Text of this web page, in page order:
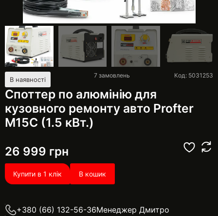
В наявності
Споттер по алюмінію для
кузовного ремонту авто Profter
М15С (1.5 кВт.)
Код: 5031253
7 замовлень
26 999 грн
Купити в 1 клік В кошик
+380 (66) 132-56-36Менеджер Дмитро